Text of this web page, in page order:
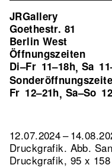
JRGallery
Goethestr. 81
Berlin West
Öffnungszeiten
Di–Fr 11–18h, Sa
Fr 12–21h, Sa–So
12.07.2024 –
Druckgrafik. Abb.
Druckgrafik, 95 x